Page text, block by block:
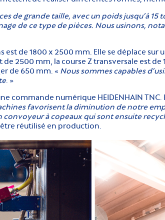
de grande taille, avec un poids jusqu’à 15
de ce type de pièces. Nous usinons,
de 1800 x 2500 mm. Elle se déplace
2500 mm, la course Z transversale est
de 650 mm. « Nous sommes capables
. »
commande numérique HEIDENHAIN
favorisent la diminution de notre
convoyeur à copeaux qui sont ensuite
réutilisé en production.